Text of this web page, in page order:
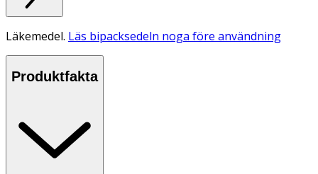
Läkemedel. Läs bipacksedeln noga före användning
Produktfakta